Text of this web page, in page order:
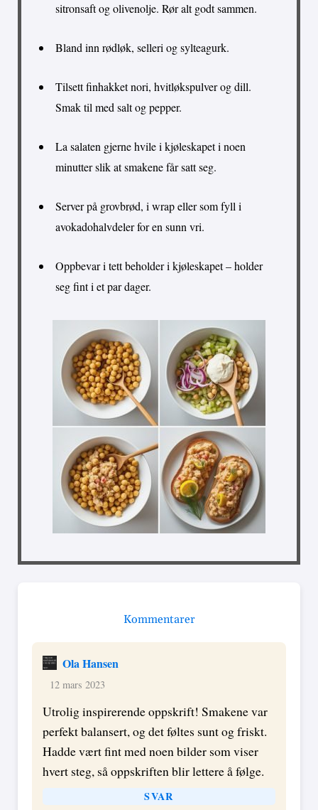
sitronsaft og olivenolje. Rør alt godt sammen.
Bland inn rødløk, selleri og sylteagurk.
Tilsett finhakket nori, hvitløkspulver og dill.
Smak til med salt og pepper.
La salaten gjerne hvile i kjøleskapet i noen
minutter slik at smakene får satt seg.
Server på grovbrød, i wrap eller som fyll i
avokadohalvdeler for en sunn vri.
Oppbevar i tett beholder i kjøleskapet – holder
seg fint i et par dager.
Kommentarer
Ola Hansen
12 mars 2023
Utrolig inspirerende oppskrift! Smakene var
perfekt balansert, og det føltes sunt og friskt.
Hadde vært fint med noen bilder som viser
hvert steg, så oppskriften blir lettere å følge.
SVAR